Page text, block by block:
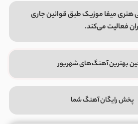
هنری میفا موزیک طبق قوانین جاری
فعالیت می‌کند.
بهترین آهنگ‌های شهریور
پخش رایگان آهنگ شما